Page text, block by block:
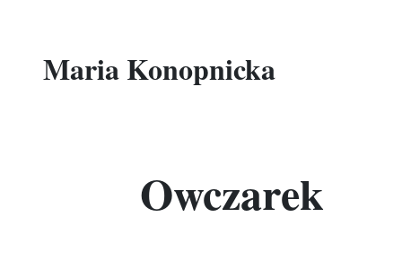
Maria Konopnicka
Owczarek